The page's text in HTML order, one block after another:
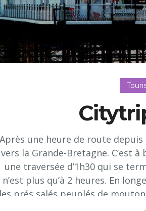
Après une heure de route
vers la Grande-Bretagne. C’est
une traversée d’1h30 qui se
n’est plus qu’à 2 heures. En
prés salés peuplés de
cottages. On fait aussi étape